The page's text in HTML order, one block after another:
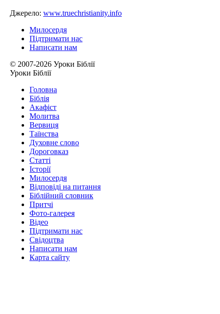
Джерело: www.truechristianity.info
Милосердя
Підтримати нас
Написати нам
© 2007-2026 Уроки Біблії
Уроки Біблії
Головна
Біблія
Акафіст
Молитва
Вервиця
Таїнства
Духовне слово
Дороговказ
Cтатті
Історії
Милосердя
Відповіді на питання
Біблійний словник
Притчі
Фото-галерея
Відео
Підтримати нас
Свідоцтва
Написати нам
Карта сайту